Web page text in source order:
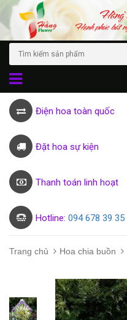
Điện hoa toàn quốc
Đặt hoa sự kiện
Thanh toán linh hoạt
Hotline: 094 678 39 35
Trang chủ Hoa chia buồn